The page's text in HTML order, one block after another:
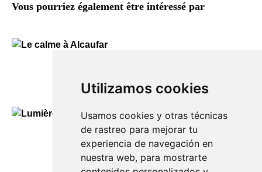
Utilizamos cookies
Usamos cookies y otras técnicas
de rastreo para mejorar tu
experiencia de navegación en
nuestra web, para mostrarte
Vous pourriez également être intéressé par
150,00
Lumière d’Es Migjorn Gran
150,00